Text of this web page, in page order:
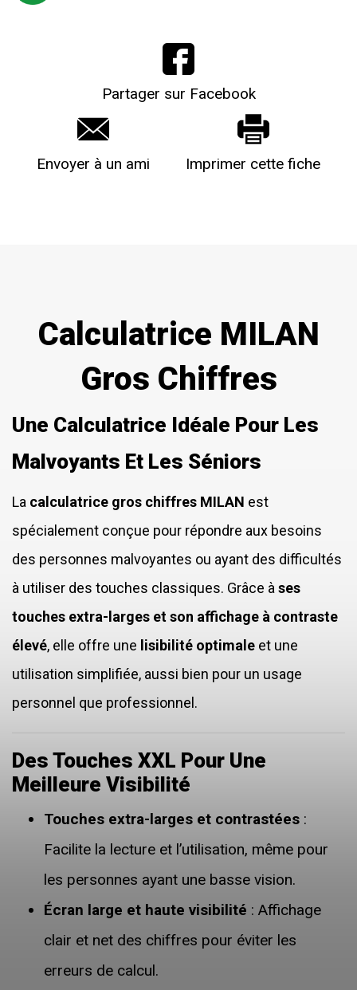
Partager sur Facebook
Envoyer à un ami Imprimer cette fiche
Calculatrice MILAN
Gros Chiffres
Une Calculatrice Idéale Pour Les
Malvoyants Et Les Séniors
La calculatrice gros chiffres MILAN est
spécialement conçue pour répondre aux besoins
des personnes malvoyantes ou ayant des difficultés
à utiliser des touches classiques. Grâce àses
touches extra-larges et son affichage à contraste
élevé, elle offre une lisibilité optimale et une
utilisation simplifiée, aussi bien pour un usage
personnel que professionnel.
Des Touches XXL Pour Une
Meilleure Visibilité
Touches extra-larges et contrastées :
Facilite la lecture et l’utilisation, même pour
les personnes ayant une basse vision.
Écran large et haute visibilité : Affichage
clair et net des chiffres pour éviter les
erreurs de calcul.